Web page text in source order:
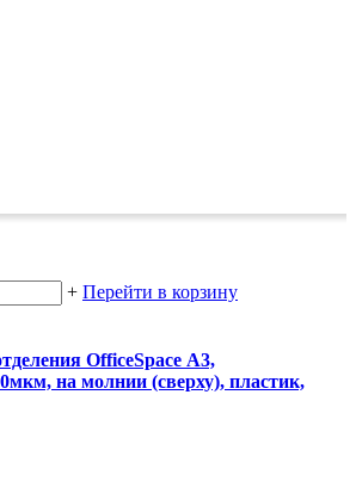
+ Перейти в корзину
OfficeSpace А3,
на молнии (сверху), пластик,